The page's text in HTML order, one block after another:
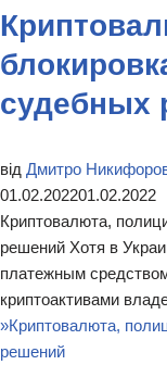
судебных
від Дмитро
01.02.202201.02.2022
Криптовалюта,
решений Хотя в
платежным
криптоактивами
»Криптовалюта,
решений